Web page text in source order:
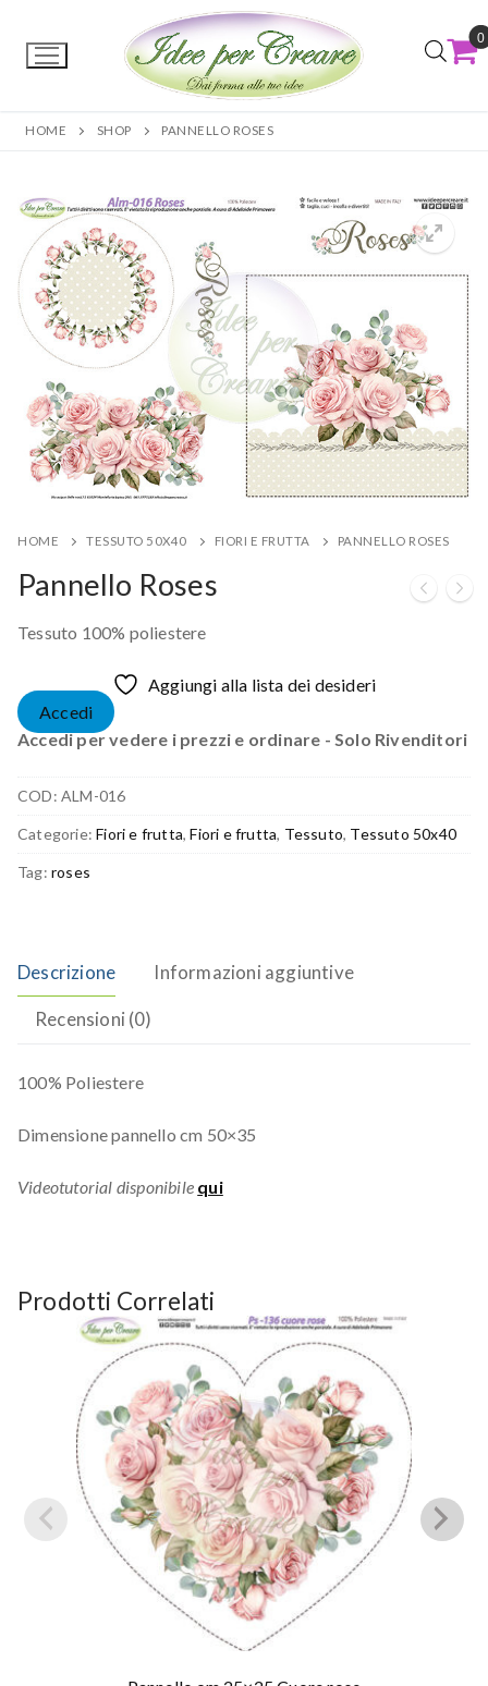
0
HOME SHOP PANNELLO ROSES
HOME TESSUTO 50X40 FIORI E FRUTTA PANNELLO ROSES
Pannello Roses
Tessuto 100% poliestere
Aggiungi alla lista dei desideri
Accedi
Accedi per vedere i prezzi e ordinare - Solo Rivenditori
COD: ALM-016
Categorie:Fiori e frutta,Fiori e frutta, Tessuto, Tessuto 50x40
Tag: roses
Descrizione Informazioni aggiuntive
Recensioni (0)
100% Poliestere
Dimensione pannello cm 50×35
Videotutorial disponibile qui
Prodotti Correlati